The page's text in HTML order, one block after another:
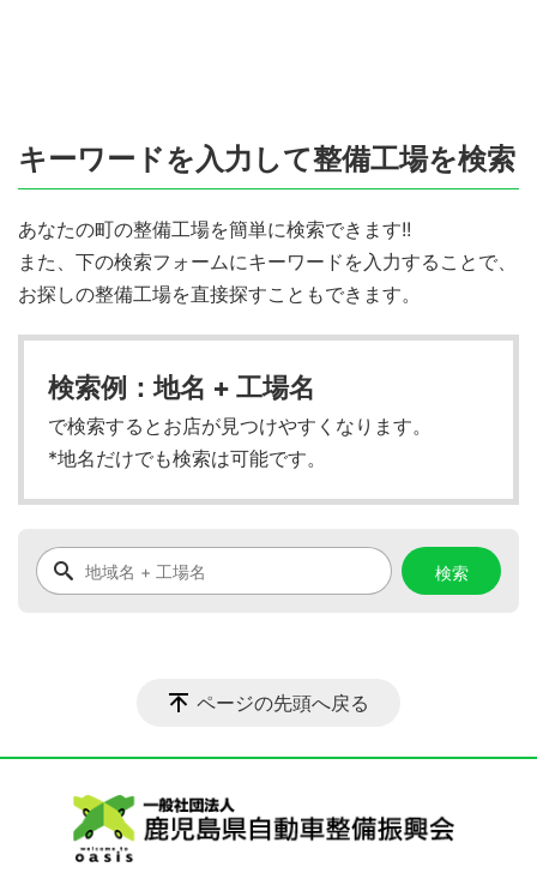
キーワードを入力して整備工場を検索
あなたの町の整備工場を簡単に検索できます!!
また、下の検索フォームにキーワードを入力することで、
お探しの整備工場を直接探すこともできます。
検索例：地名 + 工場名
で検索するとお店が見つけやすくなります。
*地名だけでも検索は可能です。
ページの先頭へ戻る